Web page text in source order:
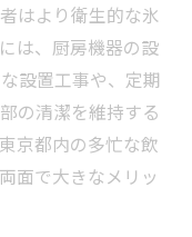
はより衛生的な氷
は、厨房機器の設
設置工事や、定期
の清潔を維持する
京都内の多忙な飲
面で大きなメリッ